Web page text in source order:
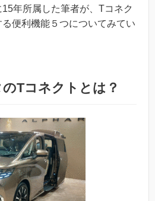
年所属した筆者が、Tコネク
る便利機能５つについてみてい
Tコネクトとは？